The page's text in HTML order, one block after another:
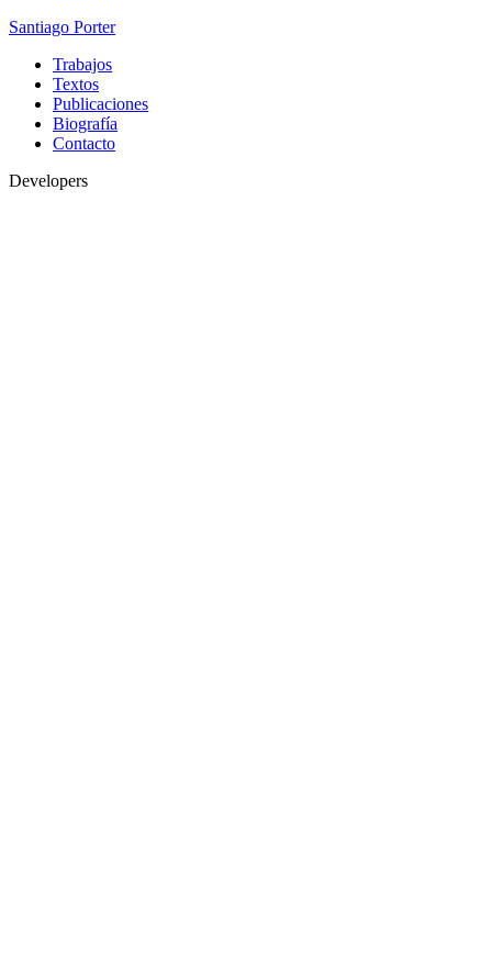
Santiago Porter
Trabajos
Textos
Publicaciones
Biografía
Contacto
Developers